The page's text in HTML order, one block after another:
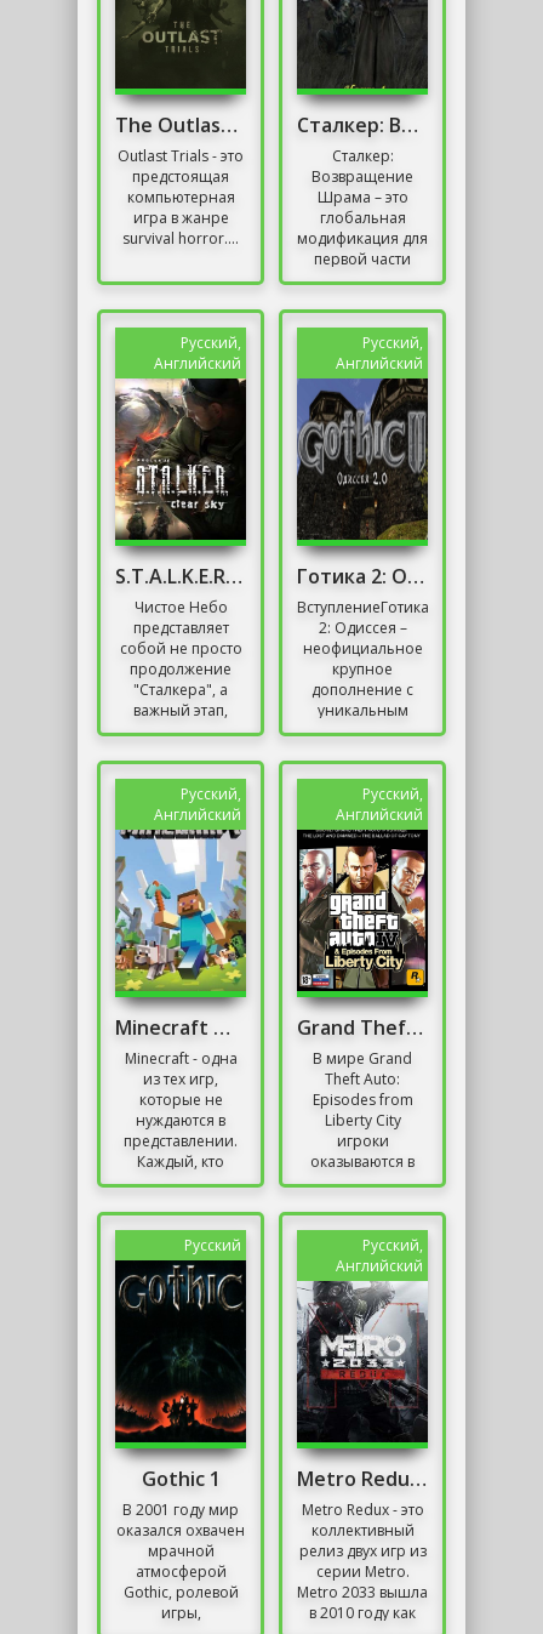
The Outlast Trials
Outlast Trials - это
предстоящая
компьютерная
игра в жанре
survival horror....
Сталкер: Возвращение Шрама
Сталкер:
Возвращение
Шрама – это
глобальная
модификация для
первой части
серии игр
Чернобыля».
Пользователям
предоставляется...
Русский,
Английский
S.T.A.L.K.E.R. - Чистое небо
Чистое Небо
представляет
собой не просто
продолжение
"Сталкера", а
важный этап,
поднявший
модификация
стала знаковым...
Русский,
Английский
Готика 2: Одиссея / Gothic 2: Odyssey
ВступлениеГотика
2: Одиссея –
неофициальное
крупное
дополнение с
уникальным
сюжетом,
вторую часть и
«заполняющее»
период до...
Русский,
Английский
Minecraft Механики
Minecraft - одна
из тех игр,
которые не
нуждаются в
представлении.
Каждый, кто
интересуется
слышал об этом
названии.
Многие люди...
Русский,
Английский
Grand Theft Auto 4 (GTA 4)
В мире Grand
Theft Auto:
Episodes from
Liberty City
игроки
оказываются в
центре двух
из которых
предоставляет...
Русский
Gothic 1
В 2001 году мир
оказался охвачен
мрачной
атмосферой
Gothic, ролевой
игры,
Русский,
Английский
Metro Redux Механики
Metro Redux - это
коллективный
релиз двух игр из
серии Metro.
Metro 2033 вышла
в 2010 году как